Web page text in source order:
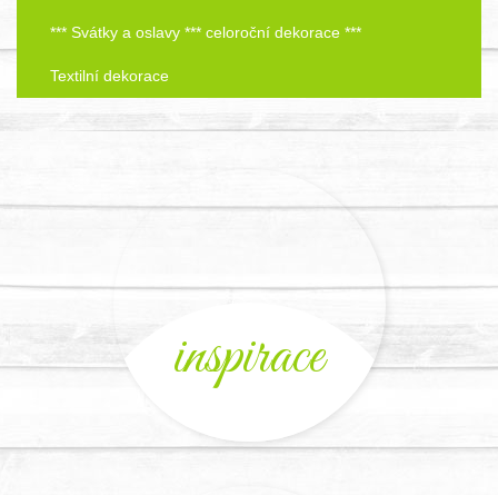
*** Svátky a oslavy *** celoroční dekorace ***
Textilní dekorace
inspirace